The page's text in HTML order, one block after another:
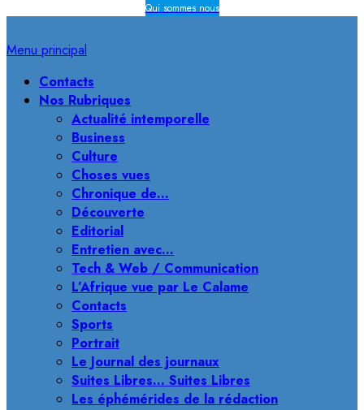
Qui sommes nous
Menu principal
Contacts
Nos Rubriques
Actualité intemporelle
Business
Culture
Choses vues
Chronique de…
Découverte
Editorial
Entretien avec…
Tech & Web / Communication
L’Afrique vue par Le Calame
Contacts
Sports
Portrait
Le Journal des journaux
Suites Libres… Suites Libres
Les éphémérides de la rédaction